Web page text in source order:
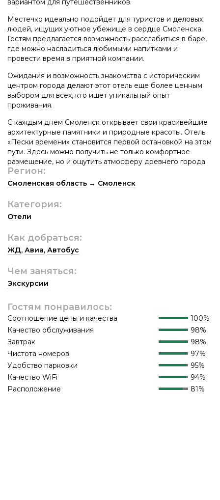
вариантом для путешественников.
Местечко идеально подойдет для туристов и деловых
людей, ищущих уютное убежище в сердце Смоленска.
Гостям предлагается возможность расслабиться в баре,
где можно насладиться любимыми напитками и
провести время в приятной компании.
Ожидания и возможность знакомства с историческим
центром города делают этот отель еще более ценным
выбором для всех, кто ищет уникальный опыт
проживания.
С каждым днем Смоленск открывает свои красивейшие
архитектурные памятники и природные красоты. Отель
«Пески времени» становится первой остановкой на этом
пути. Здесь можно получить не только комфортное
размещение, но и ощутить атмосферу древнего города.
Регион:
Смоленская область → Смоленск
Категория:
Отели
Как добраться:
ЖД, Авиа, Автобус
Чем заняться:
Экскурсии
Гостям понравилось:
Соотношение цены и качества
100%
Качество обслуживания
98%
Завтрак
98%
Чистота номеров
97%
Удобство парковки
95%
Качество WiFi
94%
Расположение
81%